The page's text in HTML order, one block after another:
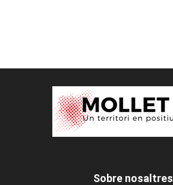
Sobre nosaltres